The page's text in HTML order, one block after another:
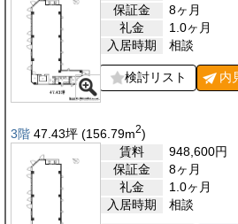
保証金
8ヶ月
礼金
1.0ヶ月
入居時期
相談
検討リスト 内
3階 47.43坪 (156.79m2)
賃料
948,600円
保証金
8ヶ月
礼金
1.0ヶ月
入居時期
相談